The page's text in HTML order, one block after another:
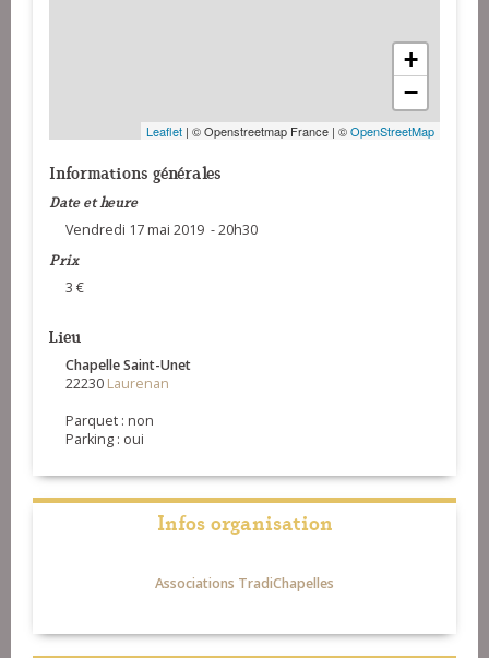
+
−
Leaflet | © Openstreetmap France | ©OpenStreetMap
Informations générales
Date et heure
Vendredi 17 mai 2019 - 20h30
Prix
3 €
Lieu
Chapelle Saint-Unet
22230 Laurenan
Parquet : non
Parking : oui
Infos organisation
Associations TradiChapelles